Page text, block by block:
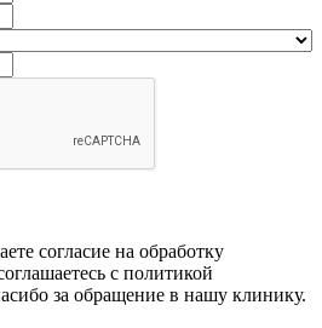
согласие на обработку
с политикой
за обращение в нашу клинику.